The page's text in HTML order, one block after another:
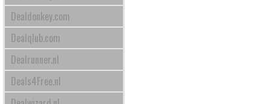
Dealdonkey.com
Dealqlub.com
Dealrunner.nl
Deals4Free.nl